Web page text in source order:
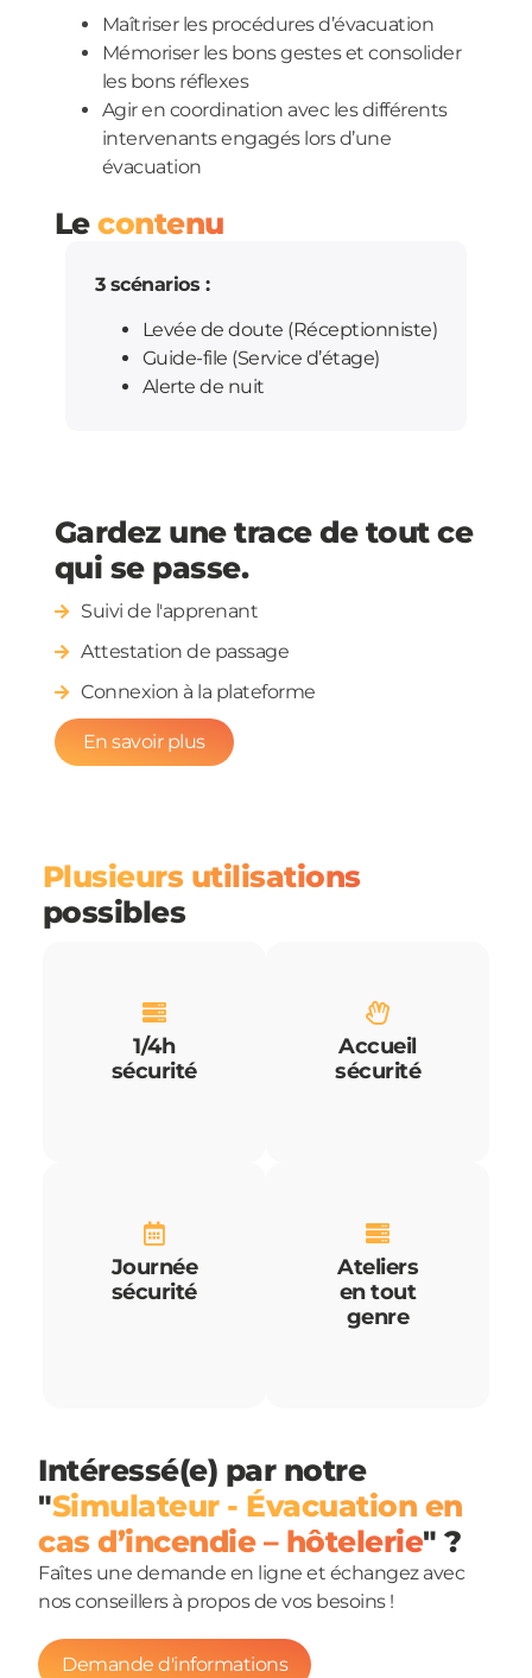
Maîtriser les procédures d’évacuation
Mémoriser les bons gestes et consolider
les bons réflexes
Agir en coordination avec les différents
intervenants engagés lors d’une
évacuation
Lecontenu
3 scénarios :
Levée de doute (Réceptionniste)
Guide-file (Service d’étage)
Alerte de nuit
Gardez une trace de tout ce
qui se passe.
Suivi de l'apprenant
Attestation de passage
Connexion à la plateforme
En savoir plus
Plusieurs utilisations
possibles
1/4h
sécurité
Accueil
sécurité
Journée
sécurité
Ateliers
en tout
genre
Intéressé(e) par notre
"Simulateur - Évacuation en
cas d’incendie – hôtelerie" ?
Faîtes une demande en ligne et échangez avec
nos conseillers à propos de vos besoins !
Demande d'informations